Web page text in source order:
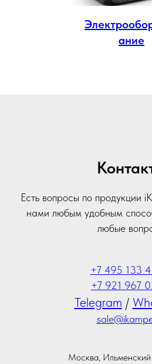
ание
Есть вопросы по продукции
нами любым удобным
любые
+7 495 133
+7 921 967
Telegram /
Москва, Ильменский